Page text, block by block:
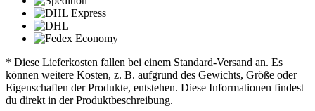
* Diese Lieferkosten fallen bei einem Standard-Versand an. Es
können weitere Kosten, z. B. aufgrund des Gewichts, Größe oder
Eigenschaften der Produkte, entstehen. Diese Informationen findest
du direkt in der Produktbeschreibung.